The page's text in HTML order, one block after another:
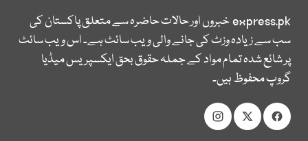
express.pkخبروں اور حالات حاضرہ سے متعلق پاکستان کی
سب سے زیادہ وزٹ کی جانے والی ویب سائٹ ہے۔ اس ویب سائٹ
پر شائع شدہ تمام مواد کے جملہ حقوق بحق ایکسپریس میڈیا
گروپ محفوظ ہیں۔